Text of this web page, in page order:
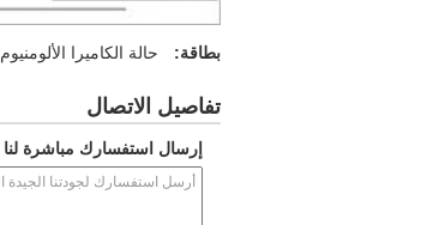
بطاقة: حالة الكاميرا الألومنيوم
تفاصيل الاتصال
إرسال استفسارك مباشرة لنا